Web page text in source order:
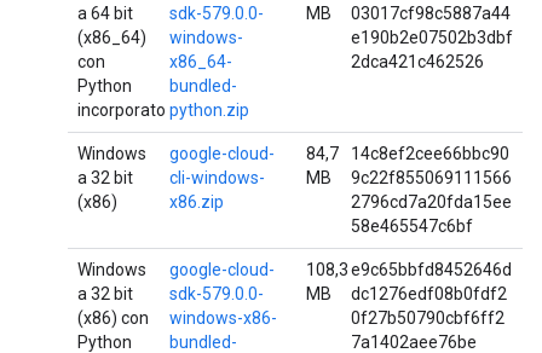
a 64 bit
(x86_64)
con
Python
incorporato
sdk-579.0.0-
windows-
x86_64-
bundled-
python.zip
MB
03017cf98c5887a44
e190b2e07502b3dbf
2dca421c462526
Windows
a 32 bit
(x86)
google-cloud-
cli-windows-
x86.zip
84,7
MB
14c8ef2cee66bbc90
9c22f855069111566
2796cd7a20fda15ee
58e465547c6bf
Windows
a 32 bit
(x86) con
Python
google-cloud-
sdk-579.0.0-
windows-x86-
bundled-
108,3
MB
e9c65bbfd8452646d
dc1276edf08b0fdf2
0f27b50790cbf6ff2
7a1402aee76be